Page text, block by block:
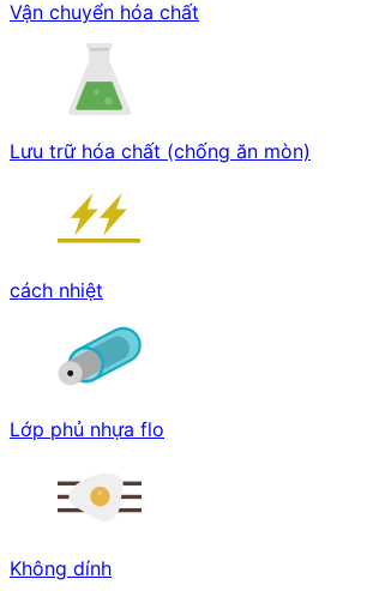
Vận chuyển hóa chất
Lưu trữ hóa chất (chống ăn mòn)
cách nhiệt
Lớp phủ nhựa flo
Không dính